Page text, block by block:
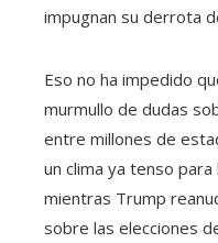
impugnan su derrota
Eso no ha impedido
murmullo de dudas
entre millones de
un clima ya tenso
mientras Trump
sobre las elecciones